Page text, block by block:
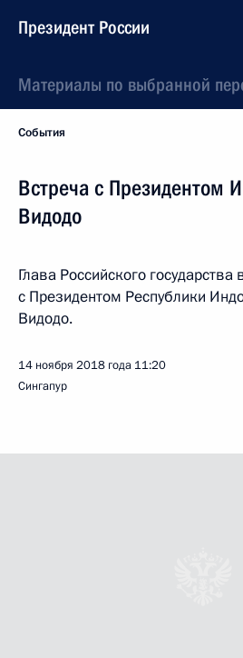
Президент России
Материалы по выбранной
События
Встреча с Президентом
Видодо
Глава Российского государства
с Президентом Республики
Видодо.
14 ноября 2018 года 11:20
Сингапур